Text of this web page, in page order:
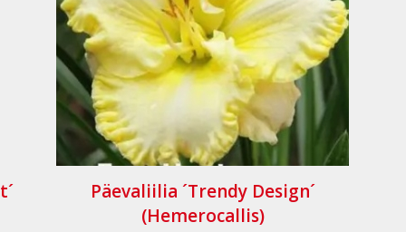
Päevaliilia ´Trendy Design´
(Hemerocallis)